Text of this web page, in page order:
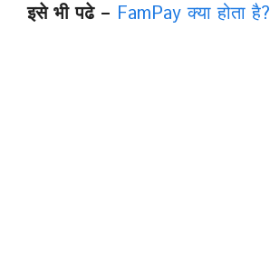
इसे भी पढे – FamPay क्या होता है?